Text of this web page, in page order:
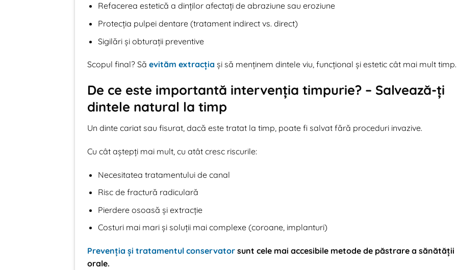
Refacerea estetică a dinților afectați de abraziune sau eroziune
Protecția pulpei dentare (tratament indirect vs. direct)
Sigilări și obturații preventive
Scopul final? Să evităm extracția și să menținem dintele viu, funcțional și estetic cât mai mult timp.
De ce este importantă intervenția timpurie? – Salvează-ți
dintele natural la timp
Un dinte cariat sau fisurat, dacă este tratat la timp, poate fi salvat fără proceduri invazive.
Cu cât aștepți mai mult, cu atât cresc riscurile:
Necesitatea tratamentului de canal
Risc de fractură radiculară
Pierdere osoasă și extracție
Costuri mai mari și soluții mai complexe (coroane, implanturi)
Prevenția și tratamentul conservator sunt cele mai accesibile metode de păstrare a sănătății
orale.